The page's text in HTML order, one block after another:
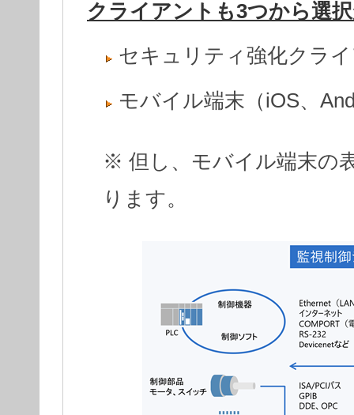
クライアントも3つから選
セキュリティ強化クラ
モバイル端末（iOS、
※ 但し、モバイル端末の
ります。